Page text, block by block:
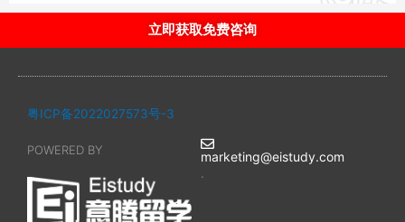
立即获取免费咨询
粤ICP备2022027573号-3
POWERED BY marketing@eistudy.com
.